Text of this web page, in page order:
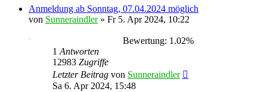
Anmeldung ab Sonntag, 07.04.2024 möglich
von Sunneraindler» Fr 5. Apr 2024, 10:22
Bewertung: 1.02%
1 Antworten
12983 Zugriffe
Letzter Beitrag von Sunneraindler
Sa 6. Apr 2024, 15:48